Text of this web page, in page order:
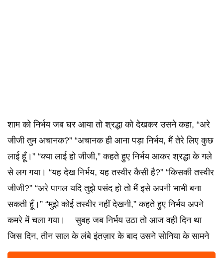
शाम को निर्भय जब घर आया तो श्रद्धा को देखकर उसने कहा, “अरे
जीजी तुम अचानक?” “अचानक ही आना पड़ा निर्भय, मैं तेरे लिए कुछ
लाई हूँ।” “क्या लाई हो जीजी,” कहते हुए निर्भय आकर श्रद्धा के गले
से लग गया। “यह देख निर्भय, यह तस्वीर कैसी है?” “किसकी तस्वीर
जीजी?” “अरे पागल यदि तुझे पसंद हो तो मैं इसे अपनी भाभी बना
सकती हूँ।” “मुझे कोई तस्वीर नहीं देखनी,” कहते हुए निर्भय अपने
कमरे में चला गया। सुबह जब निर्भय उठा तो आज वही दिन था
जिस दिन, तीन साल के लंबे इंतज़ार के बाद उसने सोनिया के सामने